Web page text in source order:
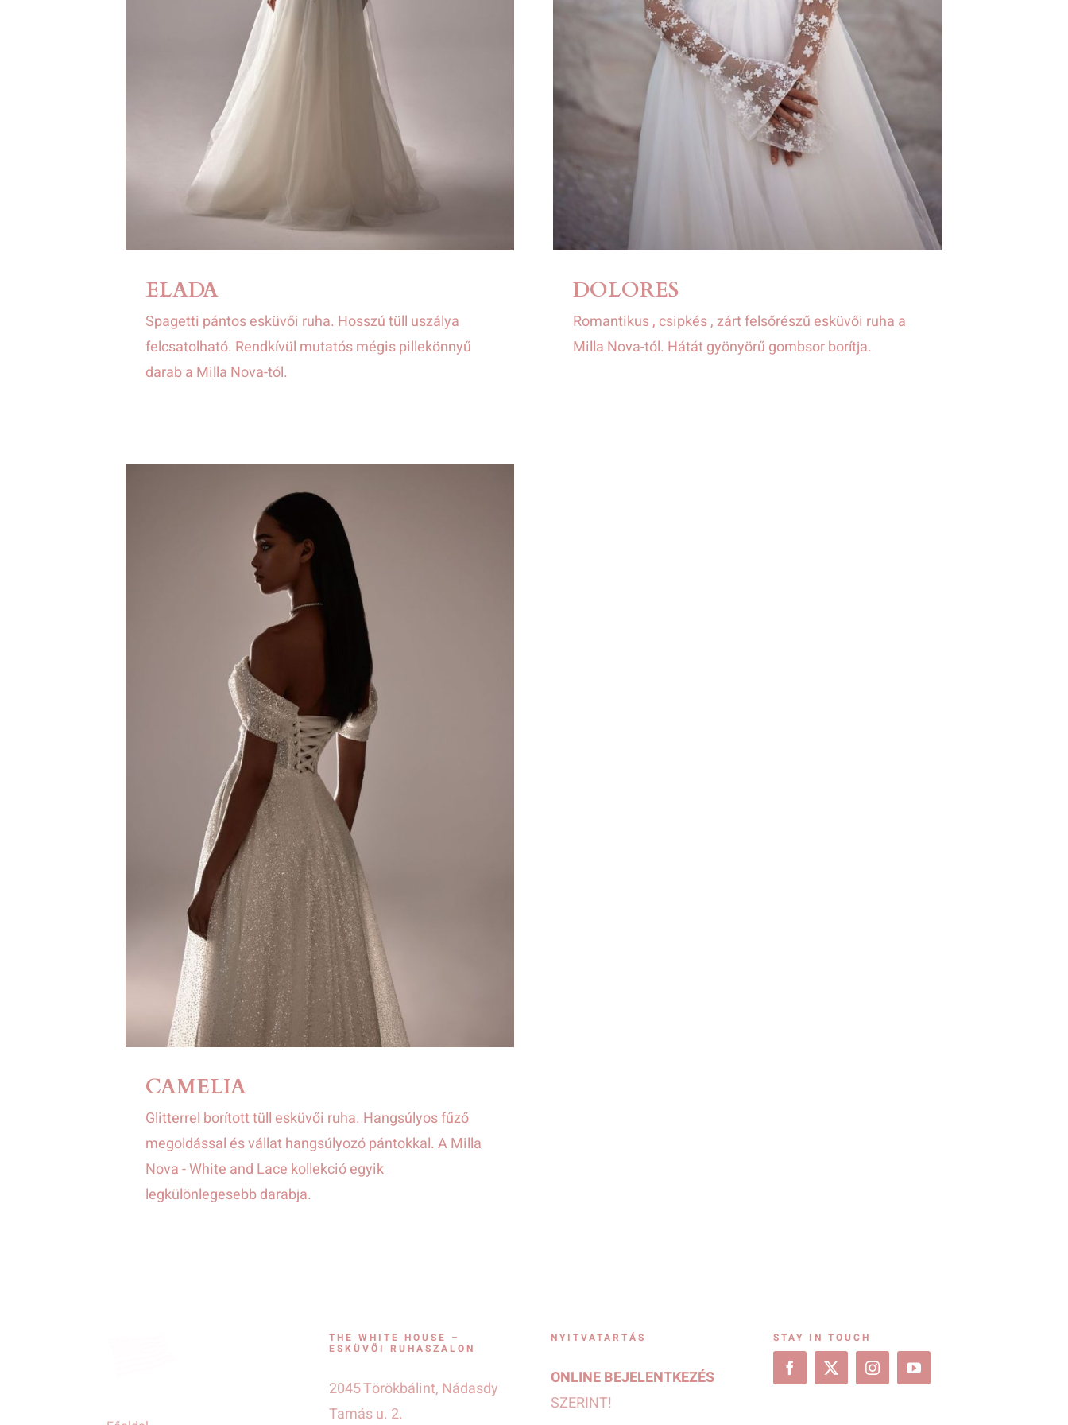
ELADA
Spagetti pántos esküvői ruha. Hosszú tüll uszálya
felcsatolható. Rendkívül mutatós mégis pillekönnyű
darab a Milla Nova-tól.
DOLORES
Romantikus , csipkés , zárt felsőrészű esküvői ruha a
Milla Nova-tól. Hátát gyönyörű gombsor borítja.
CAMELIA
Glitterrel borított tüll esküvői ruha. Hangsúlyos fűző
megoldással és vállat hangsúlyozó pántokkal. A Milla
Nova - White and Lace kollekció egyik
legkülönlegesebb darabja.
THE WHITE HOUSE –
ESKÜVŐI RUHASZALON
2045 Törökbálint, Nádasdy
Tamás u. 2.
NYITVATARTÁS
ONLINE BEJELENTKEZÉS
SZERINT!
STAY IN TOUCH